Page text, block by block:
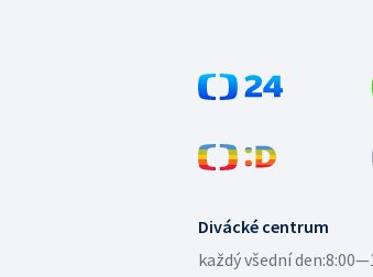
Divácké centrum
každý všední den: